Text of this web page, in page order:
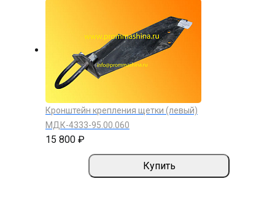
Кронштейн крепления щетки (левый)
МДК-4333-95.00.060
15 800 ₽
Купить